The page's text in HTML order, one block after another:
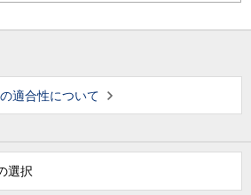
適合性について
選択